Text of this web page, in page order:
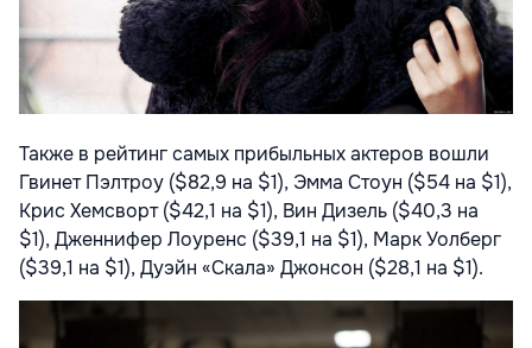
Также в рейтинг самых прибыльных актеров вошли
Гвинет Пэлтроу ($82,9 на $1), Эмма Стоун ($54 на $1),
Крис Хемсворт ($42,1 на $1), Вин Дизель ($40,3 на
$1), Дженнифер Лоуренс ($39,1 на $1), Марк Уолберг
($39,1 на $1), Дуэйн «Скала» Джонсон ($28,1 на $1).